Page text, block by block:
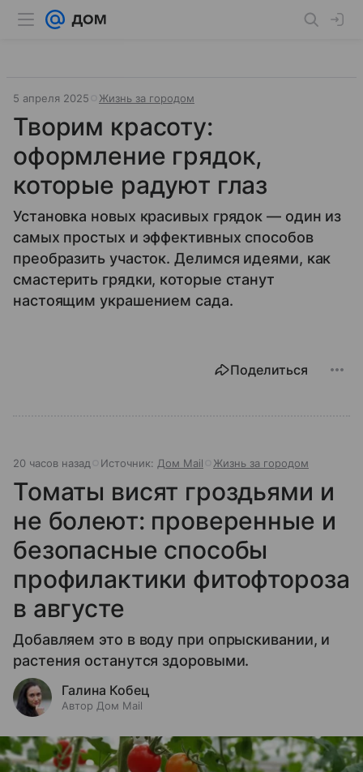
5 апреля 2025 Жизнь за городом
Творим красоту:
оформление грядок,
которые радуют глаз
Установка новых красивых грядок — один из
самых простых и эффективных способов
преобразить участок. Делимся идеями, как
смастерить грядки, которые станут
настоящим украшением сада.
Поделиться
20 часов назад Источник: Дом Mail Жизнь за городом
Томаты висят гроздьями и
не болеют: проверенные и
безопасные способы
профилактики фитофтороза
в августе
Добавляем это в воду при опрыскивании, и
растения останутся здоровыми.
Галина Кобец
Автор Дом Mail